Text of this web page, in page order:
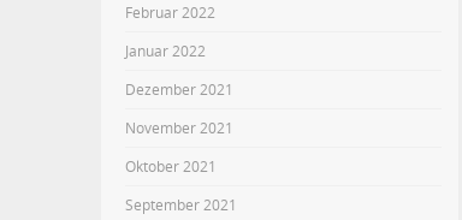
Februar 2022
Januar 2022
Dezember 2021
November 2021
Oktober 2021
September 2021